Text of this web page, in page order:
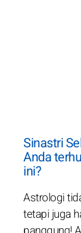
Sinastri
Anda
ini?
Astrologi
tetapi juga